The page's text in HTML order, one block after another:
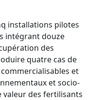
installations pilotes
intégrant douze
des
quatre cas de
et
et socio-
valeur des fertilisants